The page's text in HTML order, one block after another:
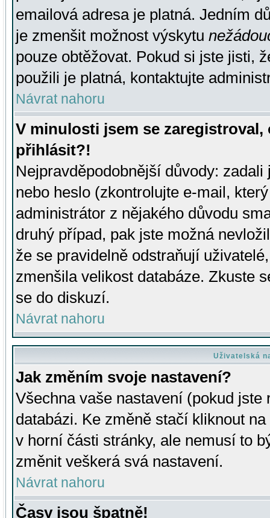
emailová adresa je platná. Jedním
je zmenšit možnost výskytu
pouze obtěžovat. Pokud si jste jisti,
použili je platná, kontaktujte
Návrat nahoru
V minulosti jsem se
přihlásit?!
Nejpravděpodobnější důvody:
nebo heslo (zkontrolujte e-mail,
administrátor z nějakého důvodu
druhý případ, pak jste možná
že se pravidelně odstraňují
zmenšila velikost databáze. Zkuste
se do diskuzí.
Návrat nahoru
Uživatelská
Jak změním svoje nastavení?
Všechna vaše nastavení (pokud
databázi. Ke změně stačí kliknout
v horní části stránky, ale nemusí to
změnit veškerá svá nastavení.
Návrat nahoru
Časy jsou špatně!